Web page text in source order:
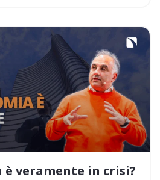
è veramente in crisi?